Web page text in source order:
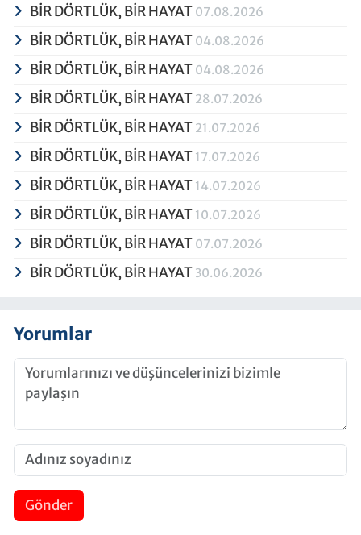
BİR DÖRTLÜK, BİR HAYAT 07.08.2026
BİR DÖRTLÜK, BİR HAYAT 04.08.2026
BİR DÖRTLÜK, BİR HAYAT 04.08.2026
BİR DÖRTLÜK, BİR HAYAT 28.07.2026
BİR DÖRTLÜK, BİR HAYAT 21.07.2026
BİR DÖRTLÜK, BİR HAYAT 17.07.2026
BİR DÖRTLÜK, BİR HAYAT 14.07.2026
BİR DÖRTLÜK, BİR HAYAT 10.07.2026
BİR DÖRTLÜK, BİR HAYAT 07.07.2026
BİR DÖRTLÜK, BİR HAYAT 30.06.2026
Yorumlar
Gönder